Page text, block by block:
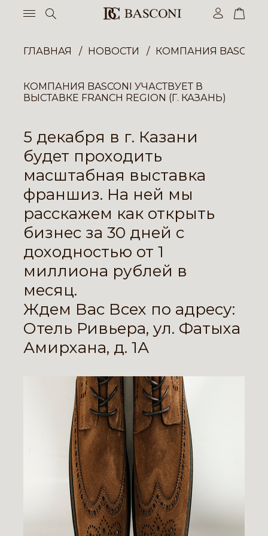
ГЛАВНАЯ НОВОСТИ КОМПАНИЯ BASCONI
КОМПАНИЯ BASCONI УЧАСТВУЕТ В
ВЫСТАВКЕ FRANCH REGION (Г. КАЗАНЬ)
5 декабря в г. Казани
будет проходить
масштабная выставка
франшиз. На ней мы
расскажем как открыть
бизнес за 30 дней с
доходностью от 1
миллиона рублей в
месяц.
Ждем Вас Всех по адресу:
Отель Ривьера, ул. Фатыха
Амирхана, д. 1А